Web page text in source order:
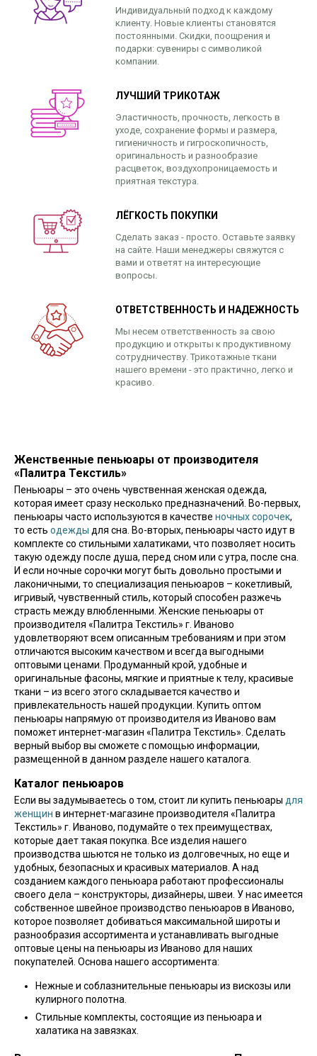
Индивидуальный подход к каждому
клиенту. Новые клиенты становятся
постоянными. Скидки, поощрения и
подарки: сувениры с символикой
компании.
ЛУЧШИЙ ТРИКОТАЖ
Эластичность, прочность, легкость в
уходе, сохранение формы и размера,
гигиеничность и гигроскопичность,
оригинальность и разнообразие
расцветок, воздухопроницаемость и
приятная текстура.
ЛЁГКОСТЬ ПОКУПКИ
Сделать заказ - просто. Оставьте заявку
на сайте. Наши менеджеры свяжутся с
вами и ответят на интересующие
вопросы.
ОТВЕТСТВЕННОСТЬ И НАДЕЖНОСТЬ
Мы несем ответственность за свою
продукцию и открыты к продуктивному
сотрудничеству. Трикотажные ткани
нашего времени - это практично, легко и
красиво.
Женственные пеньюары от производителя
«Палитра Текстиль»
Пеньюары – это очень чувственная женская одежда,
которая имеет сразу несколько предназначений. Во-первых,
пеньюары часто используются в качестве ночных сорочек,
то есть одежды для сна. Во-вторых, пеньюары часто идут в
комплекте со стильными халатиками, что позволяет носить
такую одежду после душа, перед сном или с утра, после сна.
И если ночные сорочки могут быть довольно простыми и
лаконичными, то специализация пеньюаров – кокетливый,
игривый, чувственный стиль, который способен разжечь
страсть между влюбленными. Женские пеньюары от
производителя «Палитра Текстиль» г. Иваново
удовлетворяют всем описанным требованиям и при этом
отличаются высоким качеством и всегда выгодными
оптовыми ценами. Продуманный крой, удобные и
оригинальные фасоны, мягкие и приятные к телу, красивые
ткани – из всего этого складывается качество и
привлекательность нашей продукции. Купить оптом
пеньюары напрямую от производителя из Иваново вам
поможет интернет-магазин «Палитра Текстиль». Сделать
верный выбор вы сможете с помощью информации,
размещенной в данном разделе нашего каталога.
Каталог пеньюаров
Если вы задумываетесь о том, стоит ли купить пеньюары для
женщин в интернет-магазине производителя «Палитра
Текстиль» г. Иваново, подумайте о тех преимуществах,
которые дает такая покупка. Все изделия нашего
производства шьются не только из долговечных, но еще и
удобных, безопасных и красивых материалов. А над
созданием каждого пеньюара работают профессионалы
своего дела – конструкторы, дизайнеры, швеи. У нас имеется
собственное швейное производство пеньюаров в Иваново,
которое позволяет добиваться максимальной широты и
разнообразия ассортимента и устанавливать выгодные
оптовые цены на пеньюары из Иваново для наших
покупателей. Основа нашего ассортимента:
Нежные и соблазнительные пеньюары из вискозы или
кулирного полотна.
Стильные комплекты, состоящие из пеньюара и
халатика на завязках.